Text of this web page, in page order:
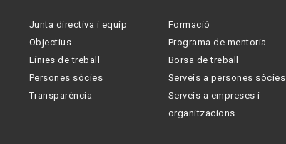
Junta directiva i equip
Objectius
Línies de treball
Persones sòcies
Transparència
Formació
Programa de mentoria
Borsa de treball
Serveis a persones sòcies
Serveis a empreses i
organitzacions